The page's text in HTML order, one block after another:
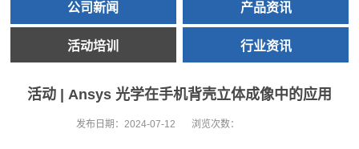
公司新闻 产品资讯
活动培训 行业资讯
活动 | Ansys 光学在手机背壳立体成像中的应用
发布日期： 2024-07-12 浏览次数：